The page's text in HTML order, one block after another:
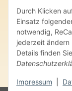
Durch Klicken
Einsatz
notwendig,
jederzeit ändern
Details finden
Impressum
Produkte im
überlassenen
wissenschaftlich
beruhen
Erfahrung.
oder Heilpraktiker
stellen unsere